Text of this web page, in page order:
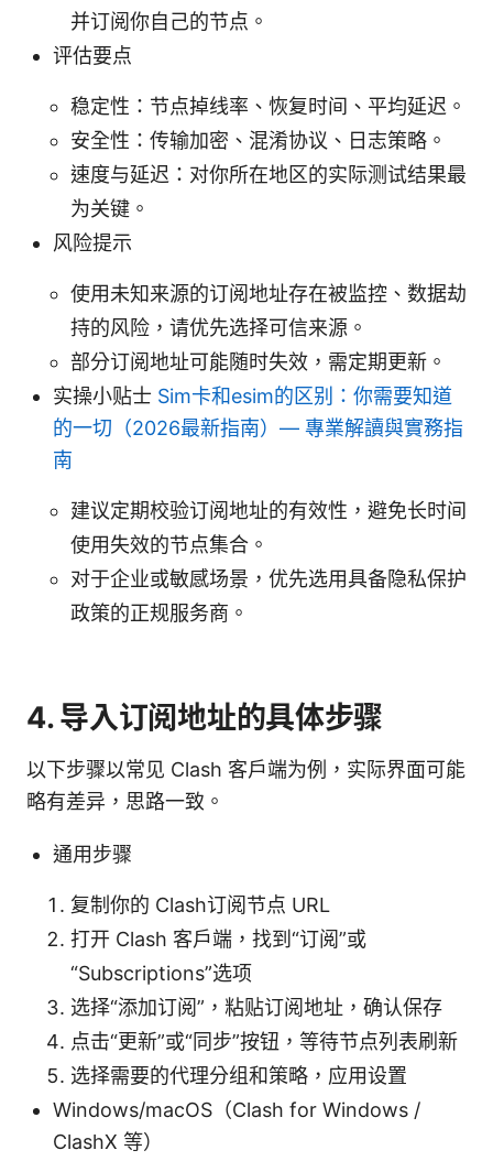
并订阅你自己的节点。
评估要点
稳定性：节点掉线率、恢复时间、平均延迟。
安全性：传输加密、混淆协议、日志策略。
速度与延迟：对你所在地区的实际测试结果最
为关键。
风险提示
使用未知来源的订阅地址存在被监控、数据劫
持的风险，请优先选择可信来源。
部分订阅地址可能随时失效，需定期更新。
实操小贴士 Sim卡和esim的区别：你需要知道
的一切（2026最新指南）— 專業解讀與實務指
南
建议定期校验订阅地址的有效性，避免长时间
使用失效的节点集合。
对于企业或敏感场景，优先选用具备隐私保护
政策的正规服务商。
4. 导入订阅地址的具体步骤
以下步骤以常见 Clash 客户端为例，实际界面可能
略有差异，思路一致。
通用步骤
复制你的 Clash订阅节点 URL
打开 Clash 客户端，找到“订阅”或
“Subscriptions”选项
选择“添加订阅”，粘贴订阅地址，确认保存
点击“更新”或“同步”按钮，等待节点列表刷新
选择需要的代理分组和策略，应用设置
Windows/macOS（Clash for Windows /
ClashX 等）